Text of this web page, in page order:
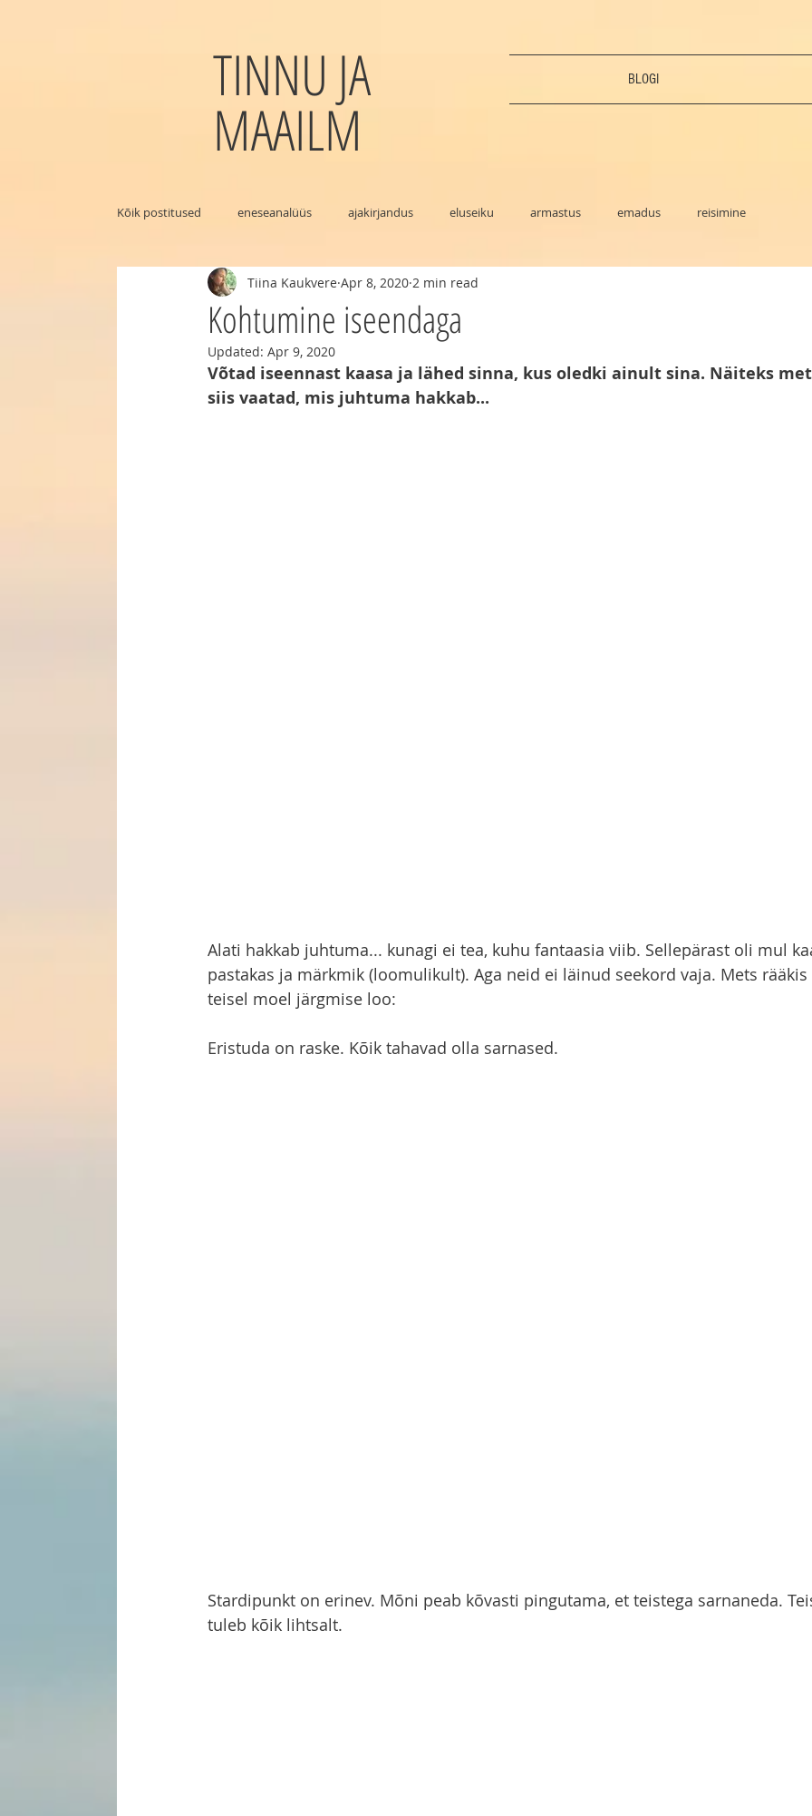
TINNU JA
MAAILM
BLOGI
Kõik postitused eneseanalüüs ajakirjandus eluseiku armastus emadus reisimine
Kohtumine iseendaga
Tiina Kaukvere Apr 8, 2020 2 min read
Updated: Apr 9, 2020
Võtad iseennast kaasa ja lähed sinna, kus oledki ainult sina. Näiteks
siis vaatad, mis juhtuma hakkab...
Alati hakkab juhtuma... kunagi ei tea, kuhu fantaasia viib. Sellepärast oli mul
pastakas ja märkmik (loomulikult). Aga neid ei läinud seekord vaja. Mets
teisel moel järgmise loo:
Eristuda on raske. Kõik tahavad olla sarnased.
Stardipunkt on erinev. Mõni peab kõvasti pingutama, et teistega sarnaneda.
tuleb kõik lihtsalt.